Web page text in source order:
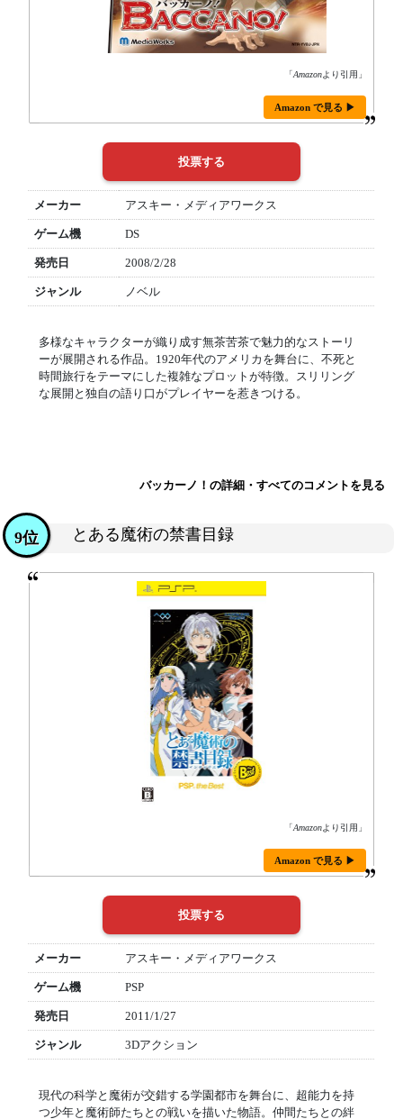
「Amazonより引用」
Amazon で見る ▶
メーカー アスキー・メディアワークス
ゲーム機 DS
発売日 2008/2/28
ジャンル ノベル
多様なキャラクターが織り成す無茶苦茶で魅力的なストーリ
ーが展開される作品。1920年代のアメリカを舞台に、不死と
時間旅行をテーマにした複雑なプロットが特徴。スリリング
な展開と独自の語り口がプレイヤーを惹きつける。
バッカーノ！の詳細・すべてのコメントを見る
とある魔術の禁書目録
9位
「Amazonより引用」
Amazon で見る ▶
メーカー アスキー・メディアワークス
ゲーム機 PSP
発売日 2011/1/27
ジャンル 3Dアクション
現代の科学と魔術が交錯する学園都市を舞台に、超能力を持
つ少年と魔術師たちとの戦いを描いた物語。仲間たちとの絆